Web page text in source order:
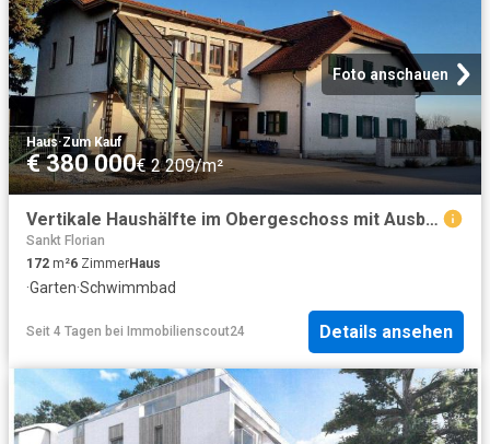
Foto anschauen
Haus·Zum Kauf
€ 380 000€ 2 209/m²
Vertikale Haushälfte im Obergeschoss mit Ausblick, Garten & Pool 15 Min. nach Linz!
Sankt Florian
172 m²6 ZimmerHaus
·Garten·Schwimmbad
Seit 4 Tagen bei Immobilienscout24 Details ansehen